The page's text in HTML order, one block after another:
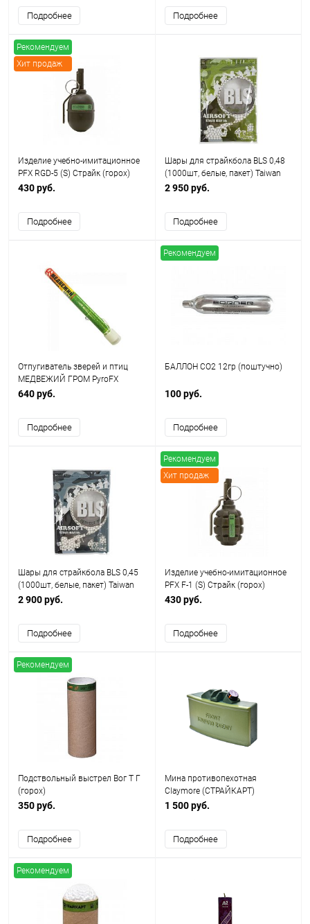
Подробнее Подробнее
Рекомендуем
Хит продаж
Изделие учебно-имитационное
PFX RGD-5 (S) Страйк (горох)
430 руб.
Подробнее
Шары для страйкбола BLS 0,48
(1000шт, белые, пакет) Taiwan
2 950 руб.
Подробнее
Отпугиватель зверей и птиц
МЕДВЕЖИЙ ГРОМ PyroFX
(Россия)
640 руб.
Подробнее
Рекомендуем
БАЛЛОН CO2 12гр (поштучно)
100 руб.
Подробнее
Шары для страйкбола BLS 0,45
(1000шт, белые, пакет) Taiwan
2 900 руб.
Подробнее
Рекомендуем
Хит продаж
Изделие учебно-имитационное
PFX F-1 (S) Страйк (горох)
430 руб.
Подробнее
Рекомендуем
Подствольный выстрел Вог Т Г
(горох)
350 руб.
Подробнее
Мина противопехотная
Claymore (СТРАЙКАРТ)
1 500 руб.
Подробнее
Рекомендуем